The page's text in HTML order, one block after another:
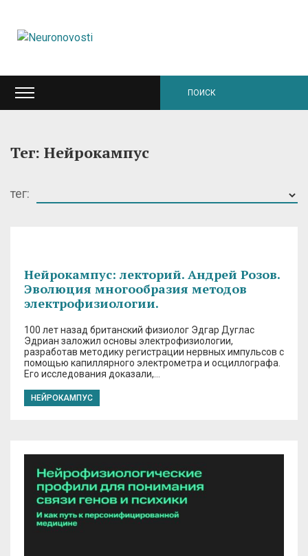
Тег: Нейрокампус
тег:
Нейрокампус: лекторий. Андрей Розов.
Эволюция многообразия методов
электрофизиологии.
100 лет назад британский физиолог Эдгар Дуглас
Эдриан заложил основы электрофизиологии,
разработав методику регистрации нервных импульсов с
помощью капиллярного электрометра и осциллографа.
Его исследования доказали,…
НЕЙРОКАМПУС